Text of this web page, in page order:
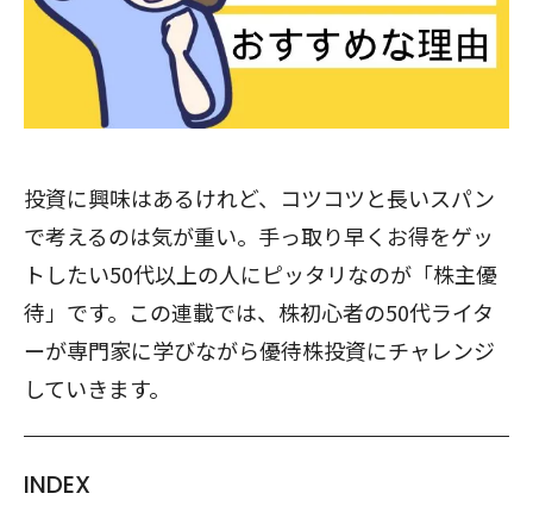
投資に興味はあるけれど、コツコツと長いスパン
で考えるのは気が重い。手っ取り早くお得をゲッ
トしたい50代以上の人にピッタリなのが「株主優
待」です。この連載では、株初心者の50代ライタ
ーが専門家に学びながら優待株投資にチャレンジ
していきます。
INDEX